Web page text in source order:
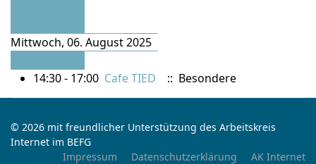
Mittwoch, 06. August 2025
14:30 - 17:00 Cafe TIED :: Besondere
© 2026 mit freundlicher Unterstützung des Arbeitskreis
Internet im BEFG
Impressum
Datenschutzerklärung AK Internet